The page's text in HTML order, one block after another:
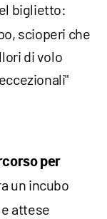
biglietto:
scioperi che
di volo
per
un incubo
attese